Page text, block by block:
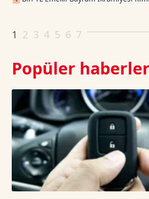
1 2 3 4 5 6 7
Popüler haberler